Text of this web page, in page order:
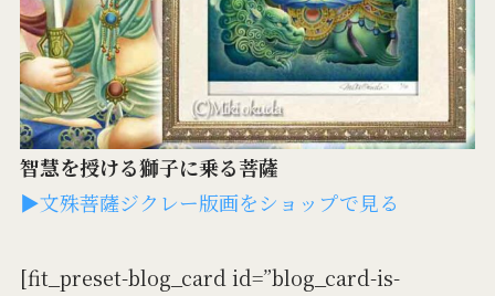
智慧を授ける獅子に乗る菩薩
▶文殊菩薩ジクレー版画をショップで見る
[fit_preset-blog_card id=”blog_card-is-